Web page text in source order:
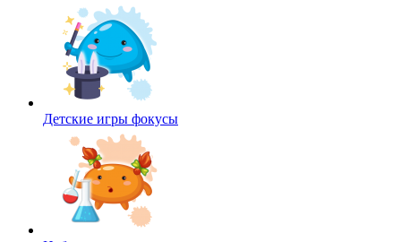
Детские игры фокусы